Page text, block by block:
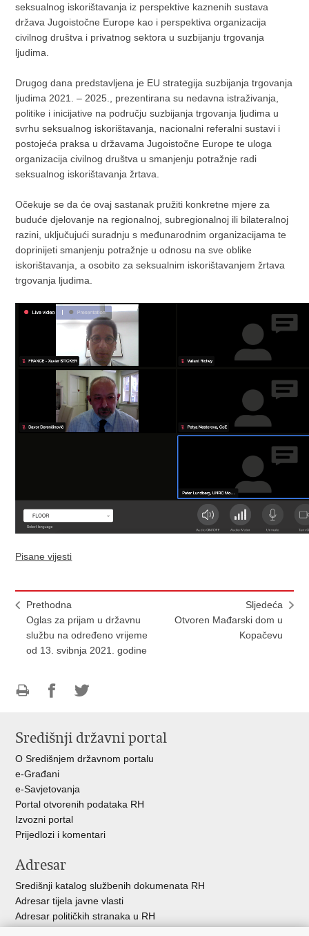
seksualnog iskorištavanja iz perspektive kaznenih sustava
država Jugoistočne Europe kao i perspektiva organizacija
civilnog društva i privatnog sektora u suzbijanju trgovanja
ljudima.
Drugog dana predstavljena je EU strategija suzbijanja trgovanja
ljudima 2021. – 2025., prezentirana su nedavna istraživanja,
politike i inicijative na području suzbijanja trgovanja ljudima u
svrhu seksualnog iskorištavanja, nacionalni referalni sustavi i
postojeća praksa u državama Jugoistočne Europe te uloga
organizacija civilnog društva u smanjenju potražnje radi
seksualnog iskorištavanja žrtava.
Očekuje se da će ovaj sastanak pružiti konkretne mjere za
buduće djelovanje na regionalnoj, subregionalnoj ili bilateralnoj
razini, uključujući suradnju s međunarodnim organizacijama te
doprinijeti smanjenju potražnje u odnosu na sve oblike
iskorištavanja, a osobito za seksualnim iskorištavanjem žrtava
trgovanja ljudima.
Pisane vijesti
Prethodna
Oglas za prijam u državnu
službu na određeno vrijeme
od 13. svibnja 2021. godine
Sljedeća
Otvoren Mađarski dom u
Kopačevu
FacebookuTwitteru
Središnji državni portal
O Središnjem državnom portalu
e-Građani
e-Savjetovanja
Portal otvorenih podataka RH
Izvozni portal
Prijedlozi i komentari
Adresar
Središnji katalog službenih dokumenata RH
Adresar tijela javne vlasti
Adresar političkih stranaka u RH